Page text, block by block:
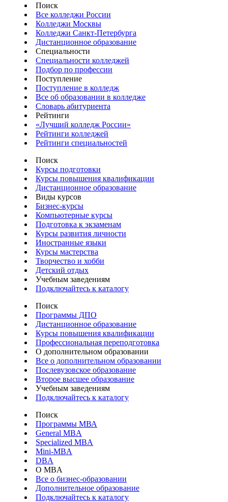
Поиск
Все колледжи России
Колледжи Москвы
Колледжи Санкт-Петербурга
Дистанционное образование
Специальности
Специальности колледжей
Подбор по профессии
Поступление
Поступление в колледж
Все об образовании в колледже
Словарь абитуриента
Рейтинги
«Лучший колледж России»
Рейтинги колледжей
Рейтинги специальностей
Поиск
Курсы подготовки
Курсы повышения квалификации
Дистанционное образование
Виды курсов
Бизнес-курсы
Компьютерные курсы
Подготовка к экзаменам
Курсы развития личности
Иностранные языки
Курсы мастерства
Творчество и хобби
Детский отдых
Учебным заведениям
Подключайтесь к каталогу
Поиск
Программы ДПО
Дистанционное образование
Курсы повышения квалификации
Профессиональная переподготовка
О дополнительном образовании
Все о дополнительном образовании
Послевузовское образование
Второе высшее образование
Учебным заведениям
Подключайтесь к каталогу
Поиск
Программы МВА
General MBA
Specialized MBA
Mini-MBA
DBA
О MBA
Все о бизнес-образовании
Дополнительное образование
Подключайтесь к каталогу